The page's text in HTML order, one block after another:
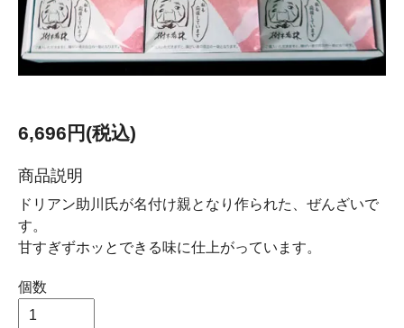
6,696円(税込)
商品説明
ドリアン助川氏が名付け親となり作られた、ぜんざいで
す。
甘すぎずホッとできる味に仕上がっています。
個数